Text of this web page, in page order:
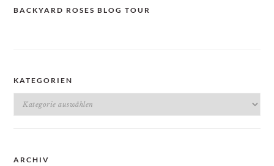
BACKYARD ROSES BLOG TOUR
KATEGORIEN
Kategorien
ARCHIV